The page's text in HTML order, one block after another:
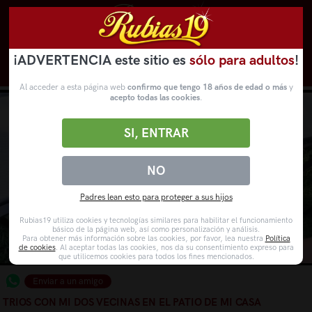
Enviar a un amigo
TRIOS CON MI DOS VECINAS EN EL PATIO DE MI CASA
¡ADVERTENCIA este sitio es sólo para adultos!
Al acceder a esta página web confirmo que tengo 18 años de edad o másy
acepto todas las cookies.
NO
SI, ENTRAR
Padres lean esto para proteger a sus hijos
Rubias19 utiliza cookies y tecnologías similares para habilitar el funcionamiento
básico de la página web, así como personalización y análisis.
Para obtener más información sobre las cookies, por favor, lea nuestra Política
de cookies. Al aceptar todas las cookies, nos da su consentimiento expreso para
que utilicemos cookies para todos los fines mencionados.